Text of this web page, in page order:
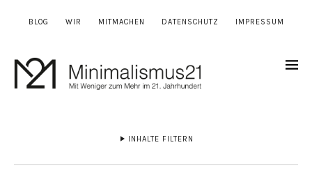
BLOG WIR MITMACHEN DATENSCHUTZ IMPRESSUM
INHALTE FILTERN